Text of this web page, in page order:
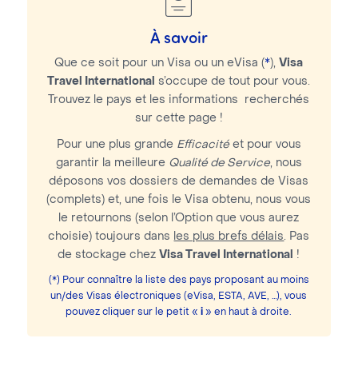
À savoir
Que ce soit pour un Visa ou un eVisa (*), Visa
Travel International
s’occupe de tout pour vous.
Trouvez le pays et les informations recherchés
sur cette page !
Pour une plus grande Efficacitéet pour vous
garantir la meilleure Qualité de Service, nous
déposons vos dossiers de demandes de Visas
(complets) et, une fois le Visa obtenu, nous vous
le retournons (selon l’Option que vous aurez
choisie) toujours dans
les plus brefs délais. Pas
de stockage chez Visa Travel International !
(*) Pour connaître la liste des pays proposant au moins
un/des Visas électroniques (eVisa, ESTA, AVE, …), vous
pouvez cliquer sur le petit «i » en haut à droite.